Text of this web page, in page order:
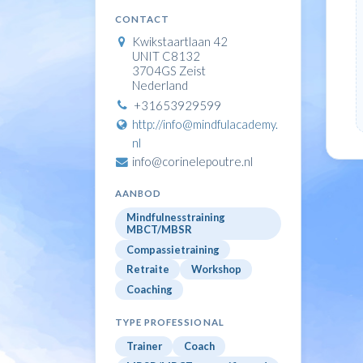
CONTACT
Kwikstaartlaan 42
UNIT C8132
3704GS Zeist
Nederland
+31653929599
http://info@mindfulacademy.
nl
info@corinelepoutre.nl
AANBOD
Mindfulnesstraining
MBCT/MBSR
Compassietraining
Retraite
Workshop
Coaching
TYPE PROFESSIONAL
Trainer
Coach